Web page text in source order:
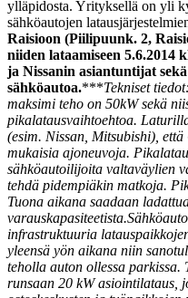
ylläpidosta. Yrityksellä on yli
sähköautojen
Raisioon (Piilipuunk. 2,
niiden lataamiseen 5.6.2014
ja Nissanin asiantuntijat
sähköautoa.***Tekniset tiedot:
maksimi teho on 50kW sekä
pikalatausvaihtoehtoa.
(esim. Nissan, Mitsubishi),
mukaisia ajoneuvoja.
sähköautoilijoita valtaväylien
tehdä pidempiäkin matkoja.
Tuona aikana saadaan
varauskapasiteetista.
infrastruktuuria
yleensä yön aikana niin
teholla auton ollessa
runsaan 20 kW asiointilataus,